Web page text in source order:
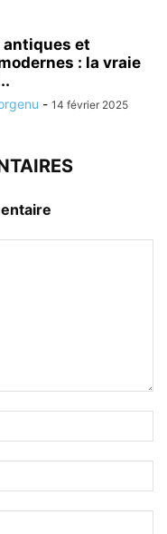
antiques et
: la vraie
- 14 février 2025